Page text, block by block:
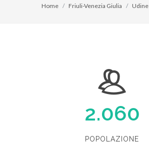
Home Friuli-Venezia Giulia Udine
2.060
POPOLAZIONE